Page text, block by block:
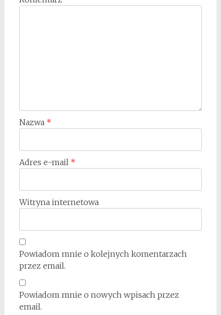
Nazwa *
Adres e-mail *
Witryna internetowa
Powiadom mnie o kolejnych komentarzach
przez email.
Powiadom mnie o nowych wpisach przez
email.